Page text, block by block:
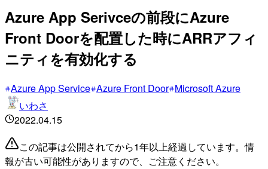
Azure App Serivceの前段にAzure
Front Doorを配置した時にARRアフィ
ニティを有効化する
Azure App Service Azure Front Door Microsoft Azure
いわさ
2022.04.15
この記事は公開されてから1年以上経過しています。情
報が古い可能性がありますので、ご注意ください。